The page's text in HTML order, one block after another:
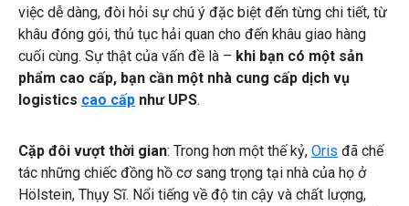
việc dễ dàng, đòi hỏi sự chú ý đặc biệt đến từng chi tiết, từ
khâu đóng gói, thủ tục hải quan cho đến khâu giao hàng
cuối cùng. Sự thật của vấn đề là – khi bạn có một sản
phẩm cao cấp, bạn cần một nhà cung cấp dịch vụ
logistics cao cấp như UPS.
Cặp đôi vượt thời gian: Trong hơn một thế kỷ, Oris đã chế
tác những chiếc đồng hồ cơ sang trọng tại nhà của họ ở
Hölstein, Thụy Sĩ. Nổi tiếng về độ tin cậy và chất lượng,